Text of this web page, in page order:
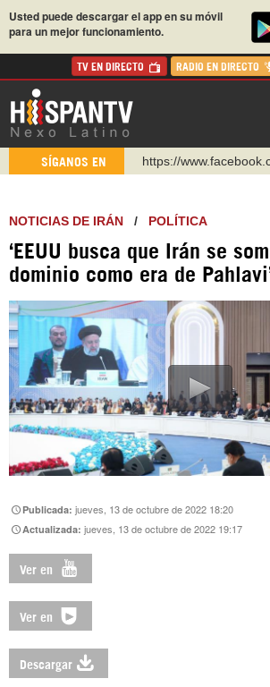
Usted puede descargar el app en su móvil
para un mejor funcionamiento.
TV EN DIRECTO RADIO EN DIRECTO
SÍGANOS EN
https://
http://twitter.com/
https://t.me/
https://urmedium.com/
Instagram como:
NOTICIAS DE IRÁN / POLÍTICA
‘EEUU busca que Irán se
dominio como era de
Publicada:jueves, 13 de octubre de 2022 18:20
Actualizada:jueves, 13 de octubre de 2022 19:17
Ver en
Ver en
Descargar